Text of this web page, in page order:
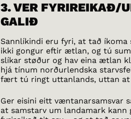
3. VER FYRIREIKAÐ/
GALIÐ
Sannlíkindi eru fyri, at tað
ikki gongur eftir ætlan, og tú
slíkar støður og hav eina ætlan
hjá tínum norðurlendska
fært tú ringt uttanlands, uttan at
Ger eisini eitt væntanarsamsvar
at samstarv um landamark kann